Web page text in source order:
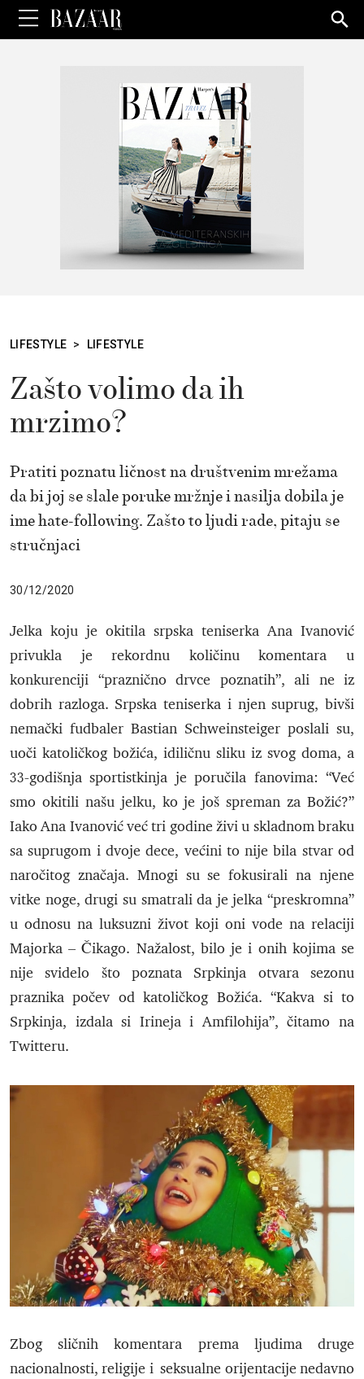
for:
LIFESTYLE > LIFESTYLE
Zašto volimo da ih
mrzimo?
Pratiti poznatu ličnost na društvenim mrežama
da bi joj se slale poruke mržnje i nasilja dobila je
ime hate-following. Zašto to ljudi rade, pitaju se
stručnjaci
30/12/2020
Jelka koju je okitila srpska teniserka Ana Ivanović
privukla je rekordnu količinu komentara u
konkurenciji “praznično drvce poznatih”, ali ne iz
dobrih razloga. Srpska teniserka i njen suprug, bivši
nemački fudbaler Bastian Schweinsteiger poslali su,
uoči katoličkog božića, idiličnu sliku iz svog doma, a
33-godišnja sportistkinja je poručila fanovima: “Već
smo okitili našu jelku, ko je još spreman za Božić?”
Iako Ana Ivanović već tri godine živi u skladnom braku
sa suprugom i dvoje dece, većini to nije bila stvar od
naročitog značaja. Mnogi su se fokusirali na njene
vitke noge, drugi su smatrali da je jelka “preskromna”
u odnosu na luksuzni život koji oni vode na relaciji
Majorka – Čikago. Nažalost, bilo je i onih kojima se
nije svidelo što poznata Srpkinja otvara sezonu
praznika počev od katoličkog Božića. “Kakva si to
Srpkinja, izdala si Irineja i Amfilohija”, čitamo na
Twitteru.
Zbog sličnih komentara prema ljudima druge
nacionalnosti, religije i seksualne orijentacije nedavno